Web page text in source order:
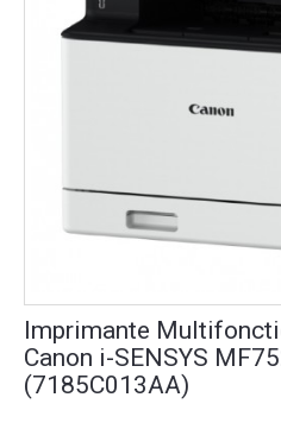
Imprimante
Canon i-SENSYS
(7185C013AA)